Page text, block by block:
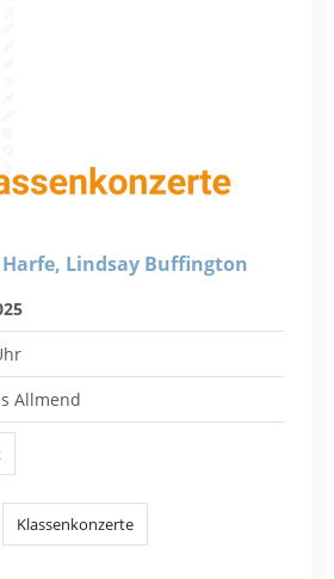
Lindsay Buffington
Allmend
Klassenkonzerte